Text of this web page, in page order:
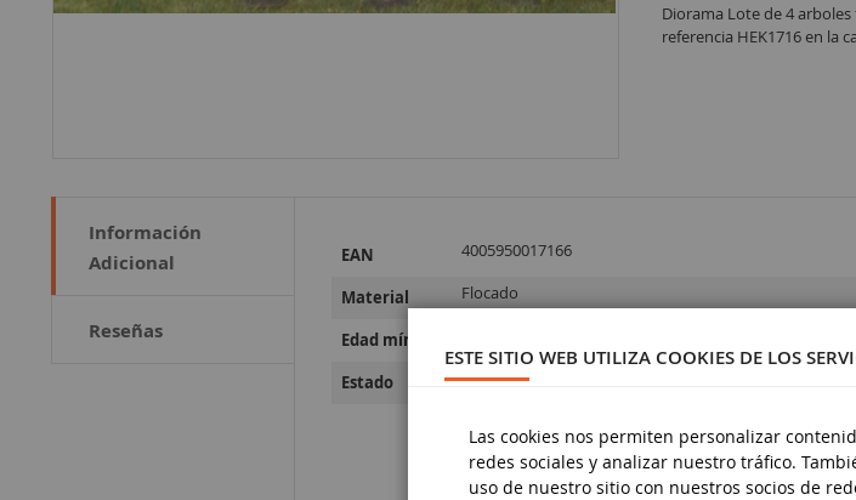
Diorama Lote de 4
referencia HEK1716 en la
Información
Adicional
Reseñas
Información
EAN 4005950017166
Material Flocado
Edad mínima
Estado Nueve
ESTE SITIO WEB UTILIZA COOKIES DE LOS
Las cookies nos permiten personalizar
redes sociales y analizar nuestro tráfico.
uso de nuestro sitio con nuestros socios de